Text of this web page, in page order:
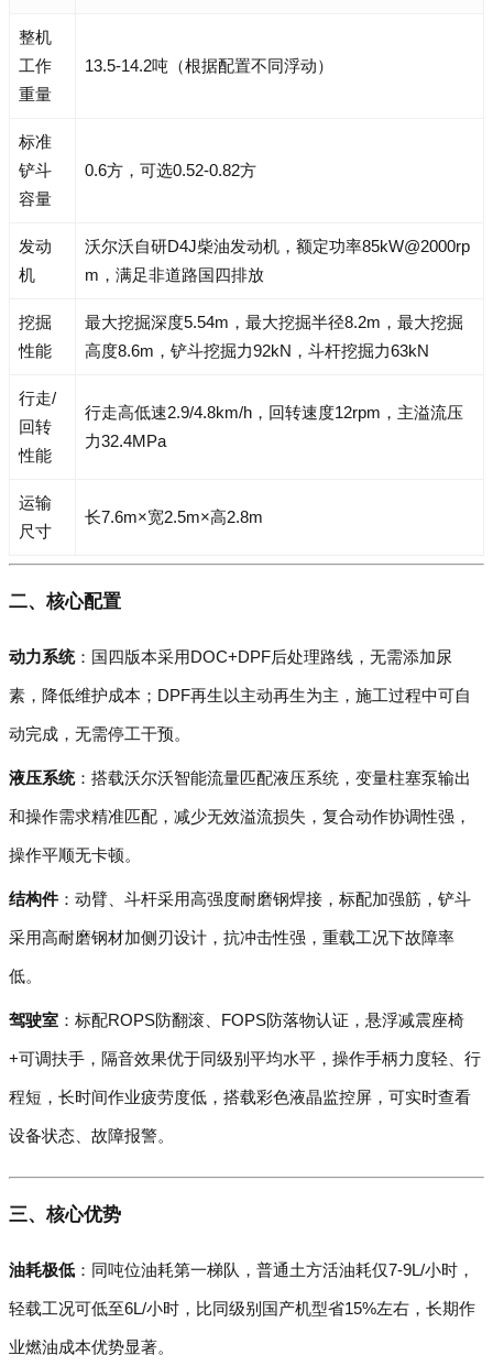
整机
工作
重量
13.5-14.2吨（根据配置不同浮动）
标准
铲斗
容量
0.6方，可选0.52-0.82方
发动
机
沃尔沃自研D4J柴油发动机，额定功率85kW@2000rp
m，满足非道路国四排放
挖掘
性能
最大挖掘深度5.54m，最大挖掘半径8.2m，最大挖掘
高度8.6m，铲斗挖掘力92kN，斗杆挖掘力63kN
行走/
回转
性能
行走高低速2.9/4.8km/h，回转速度12rpm，主溢流压
力32.4MPa
运输
尺寸
长7.6m×宽2.5m×高2.8m
二、核心配置
动力系统：国四版本采用DOC+DPF后处理路线，无需添加尿
素，降低维护成本；DPF再生以主动再生为主，施工过程中可自
动完成，无需停工干预。
液压系统：搭载沃尔沃智能流量匹配液压系统，变量柱塞泵输出
和操作需求精准匹配，减少无效溢流损失，复合动作协调性强，
操作平顺无卡顿。
结构件：动臂、斗杆采用高强度耐磨钢焊接，标配加强筋，铲斗
采用高耐磨钢材加侧刃设计，抗冲击性强，重载工况下故障率
低。
驾驶室 ：标配ROPS防翻滚、FOPS防落物认证，悬浮减震座椅
+可调扶手，隔音效果优于同级别平均水平，操作手柄力度轻、行
程短，长时间作业疲劳度低，搭载彩色液晶监控屏，可实时查看
设备状态、故障报警。
三、核心优势
油耗极低 ：同吨位油耗第一梯队，普通土方活油耗仅7-9L/小时，
轻载工况可低至6L/小时，比同级别国产机型省15%左右，长期作
业燃油成本优势显著。